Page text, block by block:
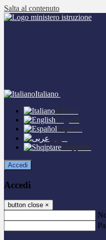
Salta al contenuto
Italiano
Italiano
English
Español
عربى
Shqiptare
Accedi
Accedi
button close ×